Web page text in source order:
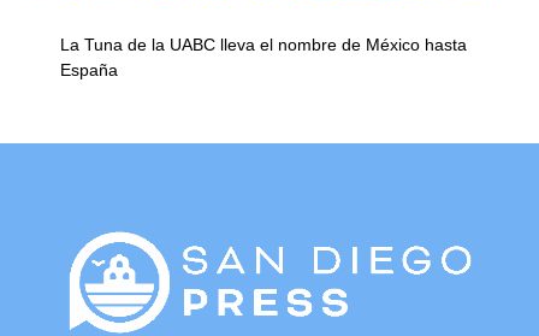
La Tuna de la UABC lleva el nombre de México hasta
España